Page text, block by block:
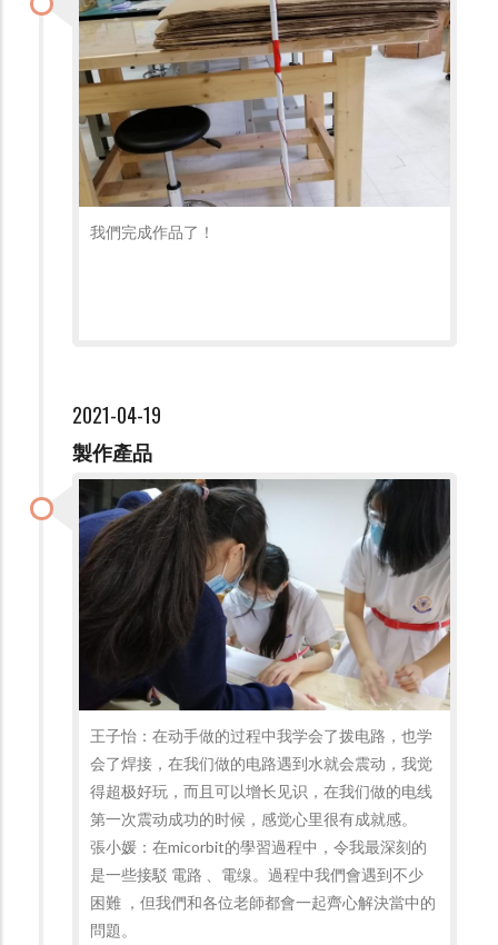
我們完成作品了！
2021-04-19
製作產品
王子怡：在动手做的过程中我学会了拨电路，也学
会了焊接，在我们做的电路遇到水就会震动，我觉
得超极好玩，而且可以增长见识，在我们做的电线
第一次震动成功的时候，感觉心里很有成就感。
張小媛：在micorbit的學習過程中，令我最深刻的
是一些接駁 電路 、電缐。過程中我們會遇到不少
困難 ，但我們和各位老師都會一起齊心解決當中的
問題。